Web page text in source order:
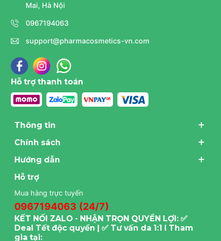
Mai, Hà Nội
0967194063
support@pharmacosmetics-vn.com
Hỗ trợ thanh toán
Thông tin
Chính sách
Hướng dẫn
Hỗ trợ
Mua hàng trực tuyến
0967194063 (24/7)
KẾT NỐI ZALO - NHẬN TRỌN QUYỀN LỢI: ✅
Deal Tết độc quyền | ✅ Tư vấn da 1:1 I Tham
gia tại: